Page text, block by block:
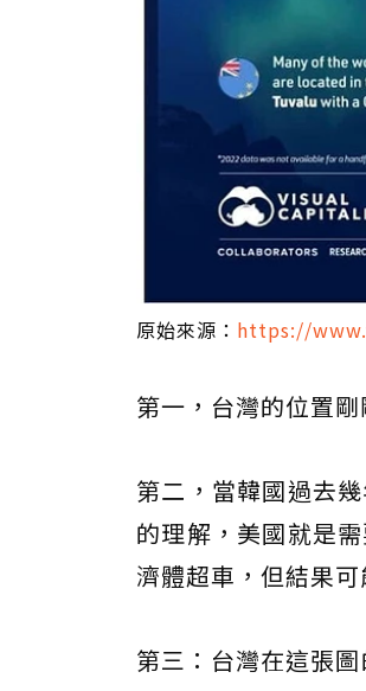
原始來源： https://
第一，台灣的位置
第二，當韓國過去
的理解，美國就是
濟體超車，但結果
第三：台灣在這張